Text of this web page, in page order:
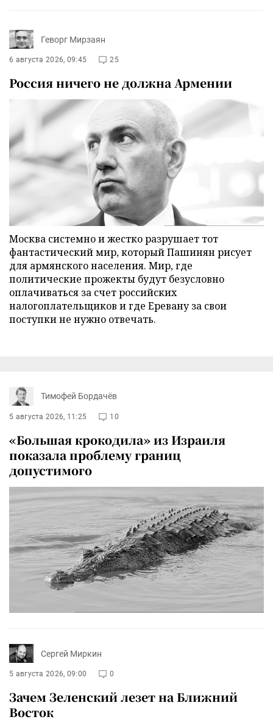
Геворг Мирзаян
6 августа 2026, 09:45 25
Россия ничего не должна Армении
Москва системно и жестко разрушает тот
фантастический мир, который Пашинян рисует
для армянского населения. Мир, где
политические прожекты будут безусловно
оплачиваться за счет российских
налогоплательщиков и где Еревану за свои
поступки не нужно отвечать.
Тимофей Бордачёв
5 августа 2026, 11:25 10
«Большая крокодила» из Израиля
показала проблему границ
допустимого
Сергей Миркин
5 августа 2026, 09:00 0
Зачем Зеленский лезет на Ближний
Восток